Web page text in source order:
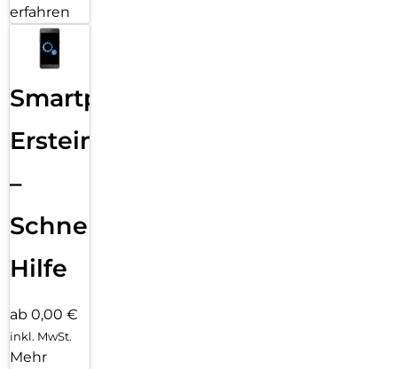
erfahren
Smartphone
Ersteinrichtung
–
Schnelle
Hilfe
ab 0,00 €
inkl. MwSt.
Mehr